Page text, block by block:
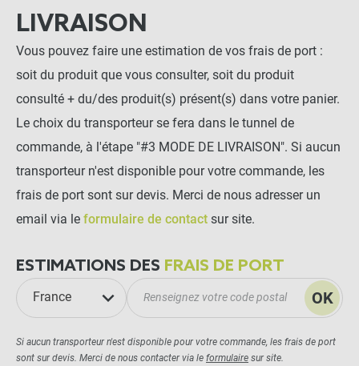
LIVRAISON
Vous pouvez faire une estimation de vos frais de port :
soit du produit que vous consulter, soit du produit
consulté + du/des produit(s) présent(s) dans votre panier.
Le choix du transporteur se fera dans le tunnel de
commande, à l'étape "#3 MODE DE LIVRAISON". Si aucun
transporteur n'est disponible pour votre commande, les
frais de port sont sur devis. Merci de nous adresser un
email via le formulaire de contact sur site.
ESTIMATIONS DES FRAIS DE PORT
France OK
Si aucun transporteur n'est disponible pour votre commande, les frais de port
sont sur devis. Merci de nous contacter via le formulaire sur site.